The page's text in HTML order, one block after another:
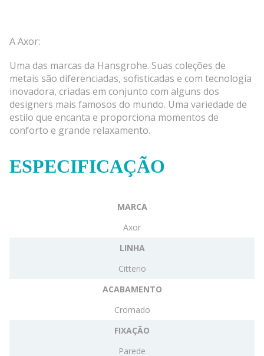
A Axor:
Uma das marcas da Hansgrohe. Suas coleções de
metais são diferenciadas, sofisticadas e com tecnologia
inovadora, criadas em conjunto com alguns dos
designers mais famosos do mundo. Uma variedade de
estilo que encanta e proporciona momentos de
conforto e grande relaxamento.
ESPECIFICAÇÃO
MARCA
Axor
LINHA
Citterio
ACABAMENTO
Cromado
FIXAÇÃO
Parede